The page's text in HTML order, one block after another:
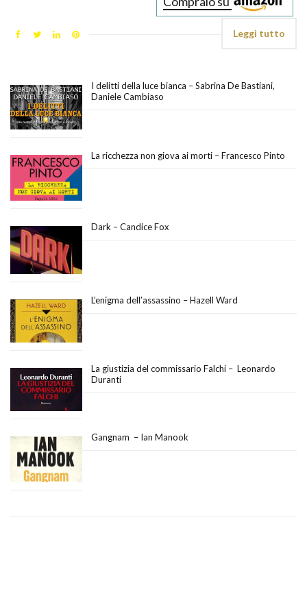
Leggi tutto
I delitti della luce bianca – Sabrina De Bastiani,
Daniele Cambiaso
La ricchezza non giova ai morti – Francesco Pinto
Dark – Candice Fox
L’enigma dell’assassino – Hazell Ward
La giustizia del commissario Falchi – Leonardo
Duranti
Gangnam – Ian Manook